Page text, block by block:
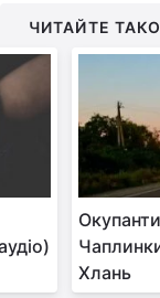
ЧИТАЙТЕ
Хлань